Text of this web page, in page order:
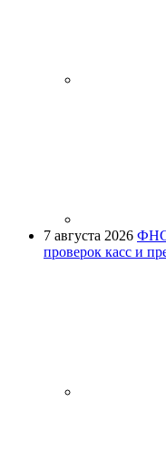
7 августа 2026 ФНС
проверок касс и